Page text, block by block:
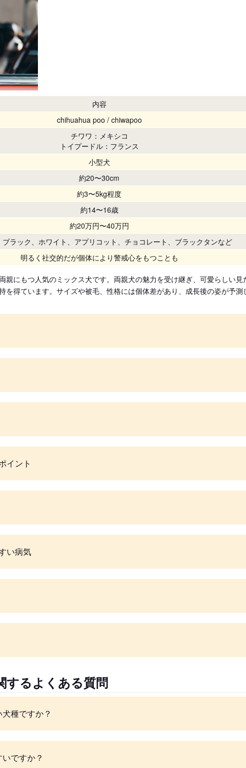
内容
chihuahua poo / chiwapoo
チワワ：メキシコ
トイプードル：フランス
小型犬
約20〜30cm
約3〜5kg程度
約14〜16歳
約20万円〜40万円
ブラック、ホワイト、アプリコット、チョコレート、ブラックタンなど
明るく社交的だが個体により警戒心をもつことも
親にもつ人気のミックス犬です。両親犬の魅力を受け継ぎ、可愛らしい見
を得ています。サイズや被毛、性格には個体差があり、成長後の姿が予測
イント
い病気
するよくある質問
種ですか？
ですか？